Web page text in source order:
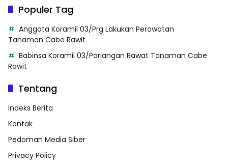
Populer Tag
Anggota Koramil 03/Prg Lakukan Perawatan
Tanaman Cabe Rawit
Babinsa Koramil 03/Pariangan Rawat Tanaman Cabe
Rawit
Tentang
Indeks Berita
Kontak
Pedoman Media Siber
Privacy Policy